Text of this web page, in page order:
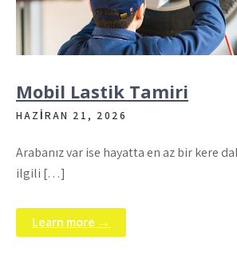
Mobil Lastik Tamiri
HAZIRAN 21, 2026
Arabanız var ise hayatta en az bir kere
ilgili […]
Learn more →